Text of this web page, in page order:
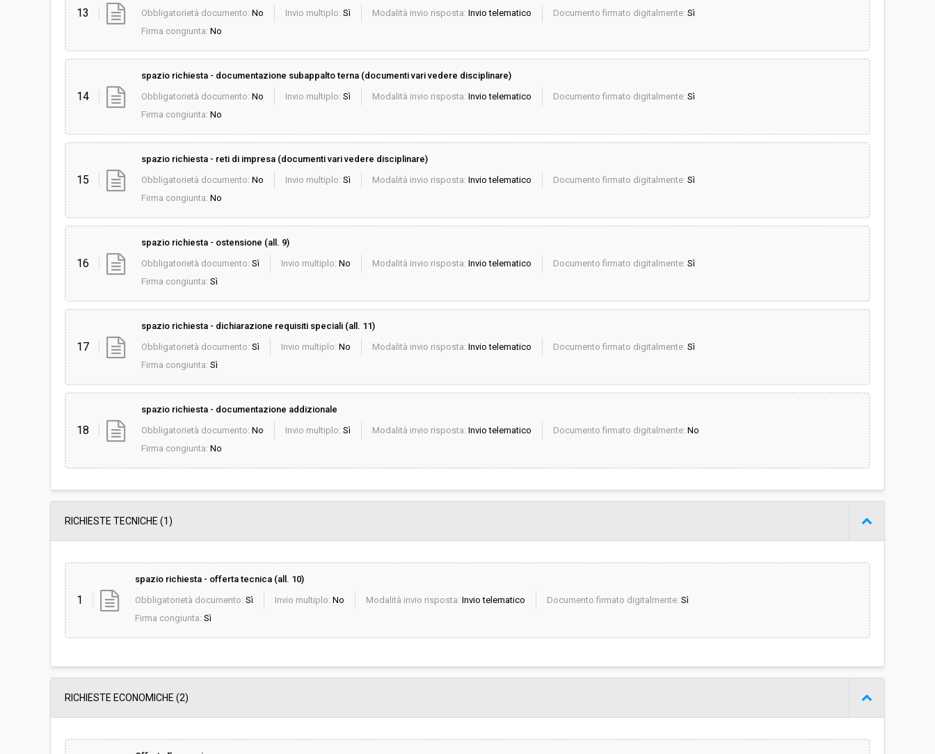
13
Obbligatorietà documento: No Invio multiplo: Sì Modalità invio risposta: Invio telematico Documento firmato digitalmente: Sì
Firma congiunta: No
14
spazio richiesta - documentazione subappalto terna (documenti vari vedere disciplinare)
Obbligatorietà documento: No Invio multiplo: Sì Modalità invio risposta: Invio telematico Documento firmato digitalmente: Sì
Firma congiunta: No
15
spazio richiesta - reti di impresa (documenti vari vedere disciplinare)
Obbligatorietà documento: No Invio multiplo: Sì Modalità invio risposta: Invio telematico Documento firmato digitalmente: Sì
Firma congiunta: No
16
spazio richiesta - ostensione (all. 9)
Obbligatorietà documento: Sì Invio multiplo: No Modalità invio risposta: Invio telematico Documento firmato digitalmente: Sì
Firma congiunta: Sì
17
spazio richiesta - dichiarazione requisiti speciali (all. 11)
Obbligatorietà documento: Sì Invio multiplo: No Modalità invio risposta: Invio telematico Documento firmato digitalmente: Sì
Firma congiunta: Sì
18
spazio richiesta - documentazione addizionale
Obbligatorietà documento: No Invio multiplo: Sì Modalità invio risposta: Invio telematico Documento firmato digitalmente: No
Firma congiunta: No
RICHIESTE TECNICHE (1)
1
spazio richiesta - offerta tecnica (all. 10)
Obbligatorietà documento: Sì Invio multiplo: No Modalità invio risposta: Invio telematico Documento firmato digitalmente: Sì
Firma congiunta: Sì
RICHIESTE ECONOMICHE (2)